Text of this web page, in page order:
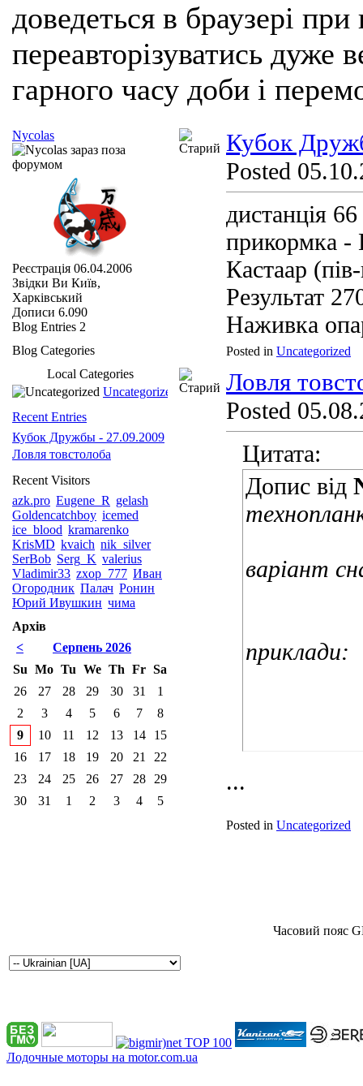
доведеться в браузері
переавторізуватись
гарного часу доби і
Кубок
Posted
дистанція
прикормка
Кастаар
Результат
Наживка
Posted in Uncategorized
Ловля
Posted
Цитата:
Допис від
варіант
приклади:
...
Posted in Uncategorized
Nycolas
Реєстрація 06.04.2006
Звідки Ви Київ,
Харківський
Дописи 6.090
Blog Entries 2
Blog Categories
Local Categories
Uncategorized
Recent Entries
Кубок Дружбы - 27.09.2009
Ловля товстолоба
Recent Visitors
azk.pro Eugene_R gelash
Goldencatchboy icemed
ice_blood kramarenko
KrisMD kvaich nik_silver
SerBob Serg_K valerius
Vladimir33 zxop_777 Иван
Огородник Палач Ронин
Юрий Ивушкин чима
Архів
<
Серпень 2026
Su Mo Tu We Th Fr Sa
26
27 28 29 30 31
1
2
3 4 5 6 7
8
9
10 11 12 13 14
15
16
17 18 19 20 21
22
23
24 25 26 27 28
29
30
31 1 2 3 4 5
Часовий пояс
Лодочные моторы на motor.com.ua